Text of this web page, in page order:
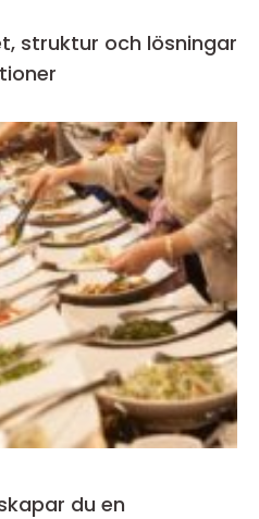
struktur och lösningar
du en